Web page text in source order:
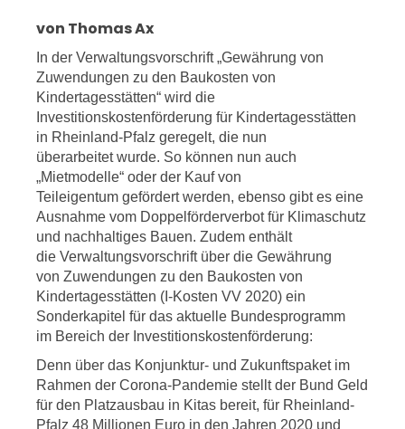
von Thomas Ax
In der Verwaltungsvorschrift „Gewährung von
Zuwendungen zu den Baukosten von
Kindertagesstätten“ wird die
Investitionskostenförderung für Kindertagesstätten
in Rheinland-Pfalz geregelt, die nun
überarbeitet wurde. So können nun auch
„Mietmodelle“ oder der Kauf von
Teileigentum gefördert werden, ebenso gibt es eine
Ausnahme vom Doppelförderverbot für Klimaschutz
und nachhaltiges Bauen. Zudem enthält
die Verwaltungsvorschrift über die Gewährung
von Zuwendungen zu den Baukosten von
Kindertagesstätten (I-Kosten VV 2020) ein
Sonderkapitel für das aktuelle Bundesprogramm
im Bereich der Investitionskostenförderung:
Denn über das Konjunktur- und Zukunftspaket im
Rahmen der Corona-Pandemie stellt der Bund Geld
für den Platzausbau in Kitas bereit, für Rheinland-
Pfalz 48 Millionen Euro in den Jahren 2020 und